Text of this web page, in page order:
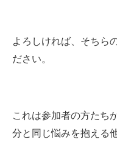
よろしければ、そちら
ださい。
これは参加者の方たち
分と同じ悩みを抱える